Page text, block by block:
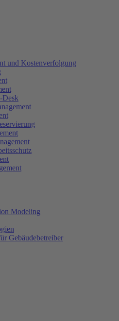
und Kostenverfolgung
Desk
Modeling
Gebäudebetreiber